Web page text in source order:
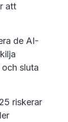
att
de AI-
sluta
riskerar